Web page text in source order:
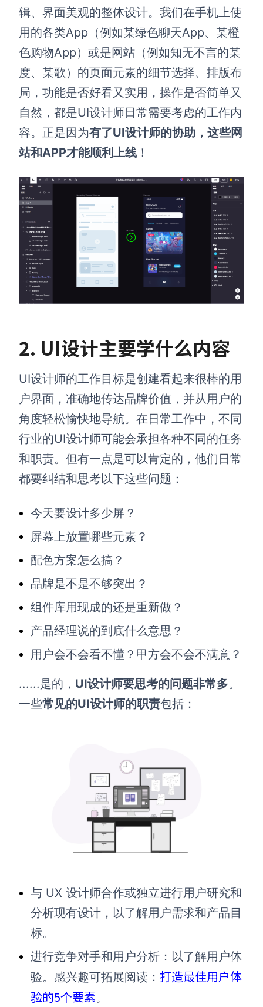
辑、界面美观的整体设计。我们在手机上使
用的各类App（例如某绿色聊天App、某橙
色购物App）或是网站（例如知无不言的某
度、某歌）的页面元素的细节选择、排版布
局，功能是否好看又实用，操作是否简单又
自然，都是UI设计师日常需要考虑的工作内
容。正是因为有了UI设计师的协助，这些网
站和APP才能顺利上线 ！
2. UI设计主要学什么内容
UI设计师的工作目标是创建看起来很棒的用
户界面，准确地传达品牌价值，并从用户的
角度轻松愉快地导航。在日常工作中，不同
行业的UI设计师可能会承担各种不同的任务
和职责。但有一点是可以肯定的，他们日常
都要纠结和思考以下这些问题：
今天要设计多少屏？
屏幕上放置哪些元素？
配色方案怎么搞？
品牌是不是不够突出？
组件库用现成的还是重新做？
产品经理说的到底什么意思？
用户会不会看不懂？甲方会不会不满意？
......是的， UI设计师要思考的问题非常多。
一些常见的UI设计师的职责包括：
与 UX 设计师合作或独立进行用户研究和
分析现有设计，以了解用户需求和产品目
标。
进行竞争对手和用户分析：以了解用户体
验。感兴趣可拓展阅读： 打造最佳用户体
验的5个要素。